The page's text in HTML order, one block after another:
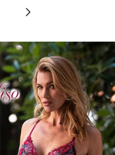
Avanti